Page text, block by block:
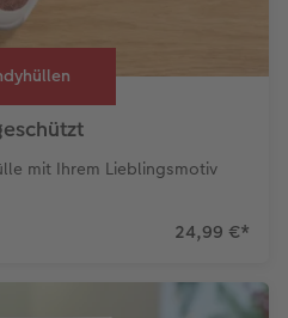
mit Ihrem Lieblingsmotiv
24,99 €*